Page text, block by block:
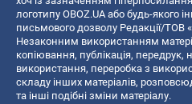
логотипу OBOZ.UA або будь-якого
письмового дозволу Редакції/ТОВ
Незаконним використанням
копiювання, публiкацiя, передрук,
використання, переробка з
складу інших матеріалів,
та інші подібні зміни матеріалу.